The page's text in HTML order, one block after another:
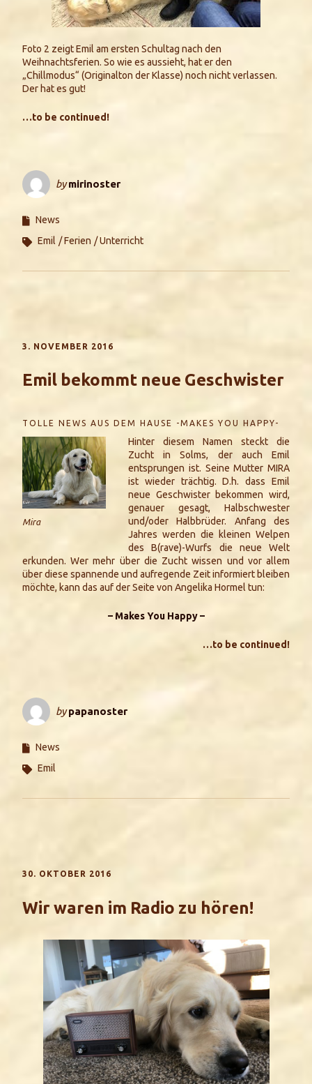
Foto 2 zeigt Emil am ersten Schultag nach den
Weihnachtsferien. So wie es aussieht, hat er den
„Chillmodus“ (Originalton der Klasse) noch nicht verlassen.
Der hat es gut!
…to be continued!
bymirinoster
News
Emil
Ferien Unterricht
3. NOVEMBER 2016
Emil bekommt neue Geschwister
TOLLE NEWS AUS DEM HAUSE -MAKES YOU HAPPY-
Mira
Hinter diesem Namen steckt die
Zucht in Solms, der auch Emil
entsprungen ist. Seine Mutter MIRA
ist wieder trächtig. D.h. dass Emil
neue Geschwister bekommen wird,
genauer gesagt, Halbschwester
und/oder Halbbrüder. Anfang des
Jahres werden die kleinen Welpen
des B(rave)-Wurfs die neue Welt
erkunden. Wer mehr über die Zucht wissen und vor allem
über diese spannende und aufregende Zeit informiert bleiben
möchte, kann das auf der Seite von Angelika Hormel tun:
– Makes You Happy –
…to be continued!
bypapanoster
News
Emil
30. OKTOBER 2016
Wir waren im Radio zu hören!